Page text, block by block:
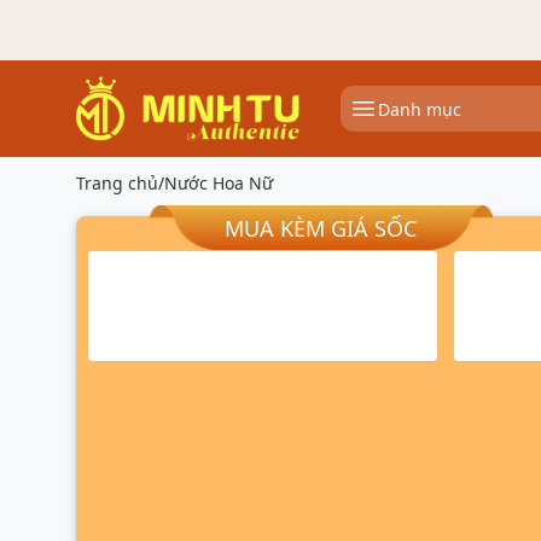
Danh mục
Trang chủ/Nước Hoa Nữ
MUA KÈM GIÁ SỐC